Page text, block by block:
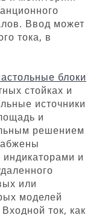
Ввод может
тока, в
блоки
стойках и
источники
и
решением
и
или
моделей
ток, как